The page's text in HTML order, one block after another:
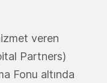
veren
Partners)
Fonu altında